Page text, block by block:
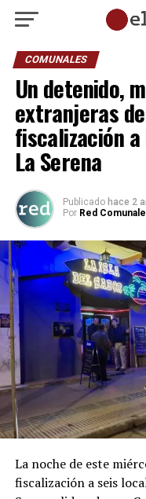
COMUNALES
Un detenido,
extranjeras
fiscalización
La Serena
Publicado hace 2
Por Red
La noche de este
fiscalización a seis